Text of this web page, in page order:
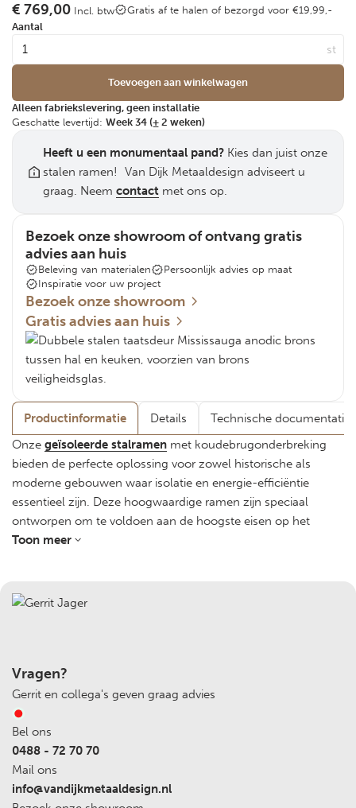
€ 769,00 Incl. btw
Gratis af te halen of bezorgd voor €19,99,-
Aantal
Toevoegen aan winkelwagen
Alleen fabriekslevering, geen installatie
Geschatte levertijd: Week 34 (± 2 weken)
Heeft u een monumentaal pand? Kies dan juist onze
stalen ramen! Van Dijk Metaaldesign adviseert u
graag. Neem contact met ons op.
Bezoek onze showroom of ontvang gratis
advies aan huis
Beleving van materialen
Persoonlijk advies op maat
Inspiratie voor uw project
Bezoek onze showroom
Gratis advies aan huis
Productinformatie Details
Technische documentatie
Onze geïsoleerde stalramen met koudebrugonderbreking
bieden de perfecte oplossing voor zowel historische als
moderne gebouwen waar isolatie en energie-efficiëntie
essentieel zijn. Deze hoogwaardige ramen zijn speciaal
ontworpen om te voldoen aan de hoogste eisen op het
gebied van thermische isolatie, zonder concessies te doen
Voordelen van geïsoleerde stalramen met
koudebrugonderbrekingstechnologie minimaliseren
onze ramen warmteverlies en zorgen ze voor een
uitstekende thermische isolatie. Dit helpt niet alleen om
binnenomgeving te handhaven, ongeacht de
Duurzaam en onderhoudsarm:
hoogwaardig staal, zijn onze stalramen duurzaam,
Toon meer
Vragen?
Gerrit en collega's geven graag advies
Bel ons
0488 - 72 70 70
Mail ons
info@vandijkmetaaldesign.nl